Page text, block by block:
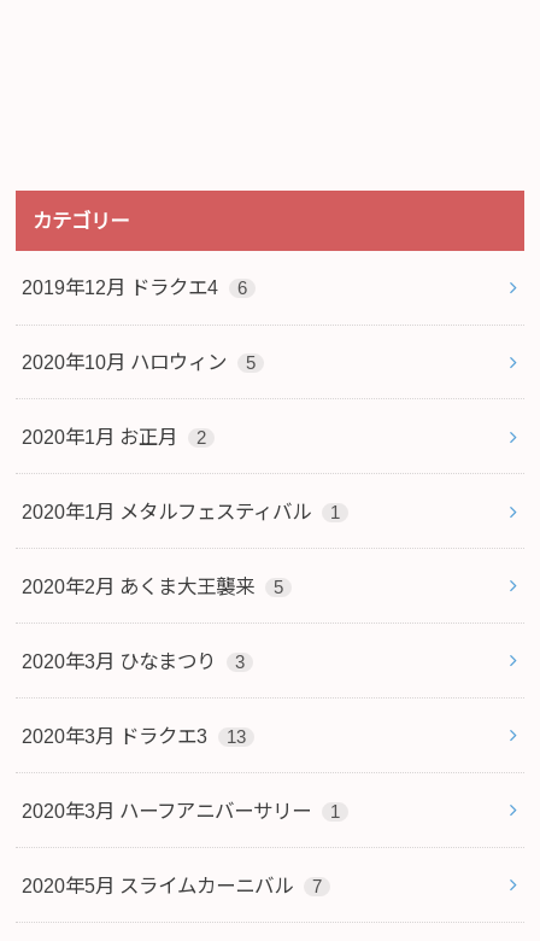
カテゴリー
2019年12月 ドラクエ4 6
2020年10月 ハロウィン 5
2020年1月 お正月 2
2020年1月 メタルフェスティバル 1
2020年2月 あくま大王襲来 5
2020年3月 ひなまつり 3
2020年3月 ドラクエ3 13
2020年3月 ハーフアニバーサリー 1
2020年5月 スライムカーニバル 7